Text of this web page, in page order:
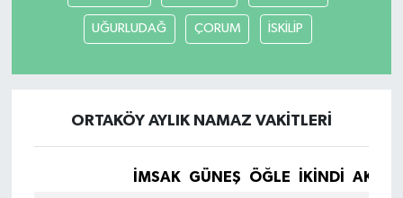
UĞURLUDAĞ ÇORUM İSKİLİP
ORTAKÖY AYLIK NAMAZ VAKITLERI
İMSAK GÜNEŞ ÖĞLE İKINDI